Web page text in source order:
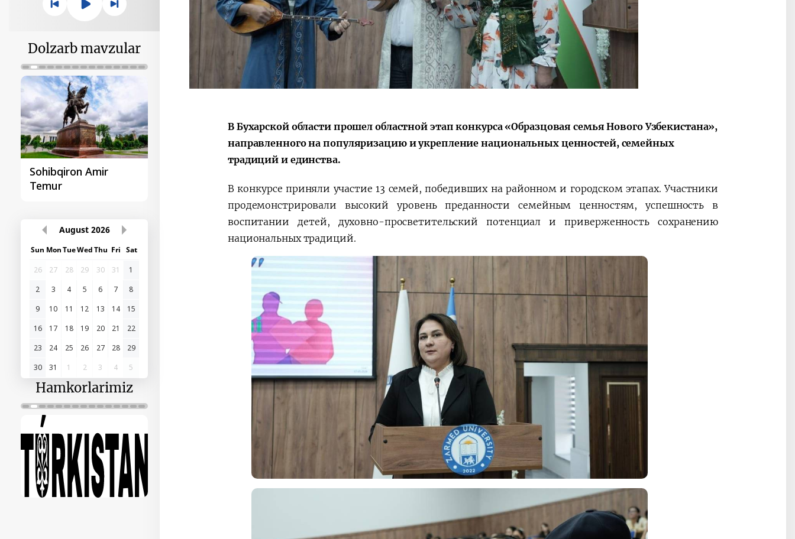
Dolzarb mavzular
Sohibqiron Amir
Temur
Paragvay hamkorligi
Yaponiya hamkorligi
Pokiston hamkorligi
August 2026
Sun MonTueWedThu Fri Sat
26
27 28 29 30 31
1
2
3 4 5 6 7
8
9
10 11 12 13 14
15
16
17 18 19 20 21
22
23
24 25 26 27 28
29
30
31 1 2 3 4 5
Hamkorlarimiz
В Бухарской области прошел областной этап конкурса «Образцовая семья Нового Узбекистана»,
направленного на популяризацию и укрепление национальных ценностей, семейных
традиций и единства.
В конкурсе приняли участие 13 семей, победивших на районном и городском этапах. Участники
продемонстрировали высокий уровень преданности семейным ценностям, успешность в
воспитании детей, духовно-просветительский потенциал и приверженность сохранению
национальных традиций.